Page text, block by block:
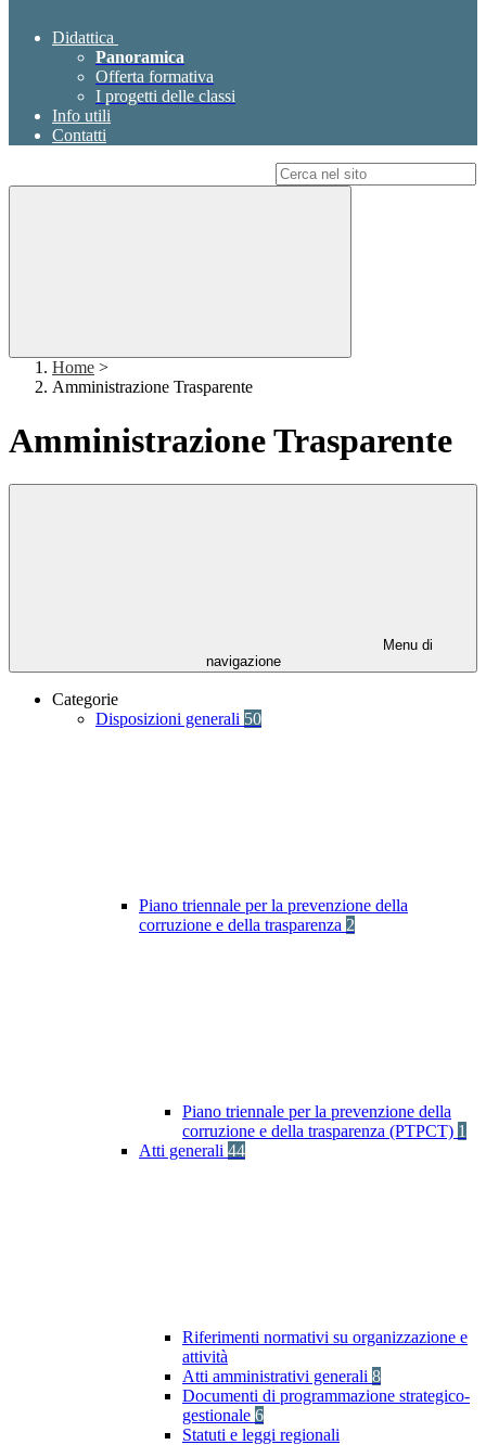
Didattica
Panoramica
Offerta formativa
I progetti delle classi
Info utili
Contatti
Home >
Amministrazione Trasparente
Amministrazione Trasparente
Menu di
navigazione
Categorie
Disposizioni generali 50
Piano triennale per la prevenzione della
corruzione e della trasparenza 2
Piano triennale per la prevenzione della
corruzione e della trasparenza (PTPCT) 1
Atti generali 44
Riferimenti normativi su organizzazione e
attività
Atti amministrativi generali 8
Documenti di programmazione strategico-
gestionale 6
Statuti e leggi regionali